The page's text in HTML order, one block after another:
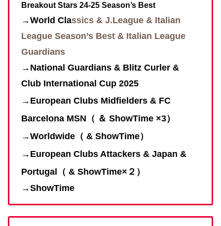
Breakout Stars 24-25 Season’s Best
→World Classics & J.League & Italian
League Season’s Best & Italian League
Guardians
→ National Guardians & Blitz Curler &
Club International Cup 2025
→ European Clubs Midfielders & FC
Barcelona MSN（ ＆ ShowTime ×3）
→Worldwide（ & ShowTime）
→European Clubs Attackers & Japan &
Portugal（ & ShowTime×２）
→ShowTime